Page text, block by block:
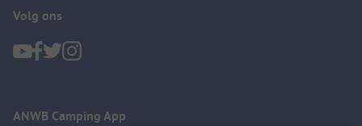
Volg ons
ANWB Camping App